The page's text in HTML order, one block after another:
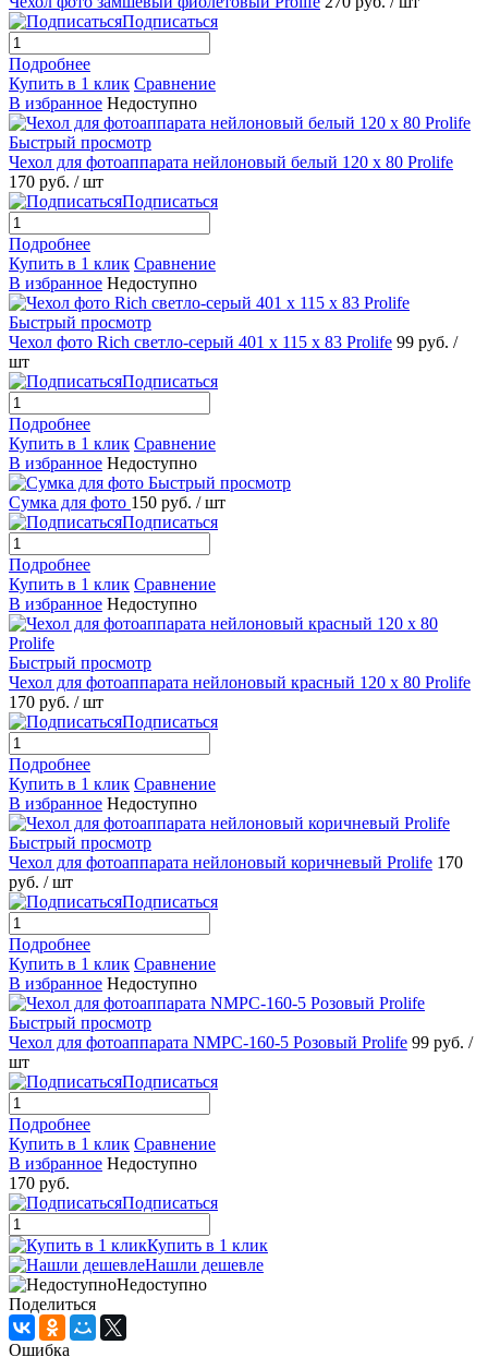
Подписаться
Подробнее
Купить в 1 клик Сравнение
В избранное Недоступно
Быстрый просмотр
Чехол для фотоаппарата нейлоновый белый 120 x 80 Prolife
170 руб. / шт
Подписаться
Подробнее
Купить в 1 клик Сравнение
В избранное Недоступно
Быстрый просмотр
Чехол фото Rich светло-серый 401 х 115 х 83 Prolife 99 руб. /
шт
Подписаться
Подробнее
Купить в 1 клик Сравнение
В избранное Недоступно
Быстрый просмотр
Сумка для фото 150 руб. / шт
Подписаться
Подробнее
Купить в 1 клик Сравнение
В избранное Недоступно
Быстрый просмотр
Чехол для фотоаппарата нейлоновый красный 120 x 80 Prolife
170 руб. / шт
Подписаться
Подробнее
Купить в 1 клик Сравнение
В избранное Недоступно
Быстрый просмотр
Чехол для фотоаппарата нейлоновый коричневый Prolife 170
руб. / шт
Подписаться
Подробнее
Купить в 1 клик Сравнение
В избранное Недоступно
Быстрый просмотр
Чехол для фотоаппарата NMPC-160-5 Розовый Prolife 99 руб. /
шт
Подписаться
Подробнее
Купить в 1 клик Сравнение
В избранное Недоступно
170 руб.
Подписаться
Купить в 1 клик
Нашли дешевле
Недоступно
Поделиться
Ошибка